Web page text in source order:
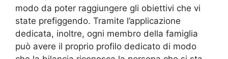
modo da poter raggiungere gli obiettivi che vi
state prefiggendo. Tramite l’applicazione
dedicata, inoltre, ogni membro della famiglia
può avere il proprio profilo dedicato di modo